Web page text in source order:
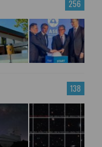
256
138